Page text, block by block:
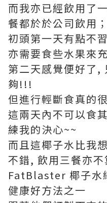
而我亦已經飲用了
餐都於於公司飲用；
初頭第一天有點不
亦需要食些水果來
第二天感覺便好了,
夠!!!
但進行輕斷食真的
這兩天內不可以食
練我的決心~~
而且這椰子水比我
不錯, 飲用三餐亦
FatBlaster 椰子水
健康好方法之一